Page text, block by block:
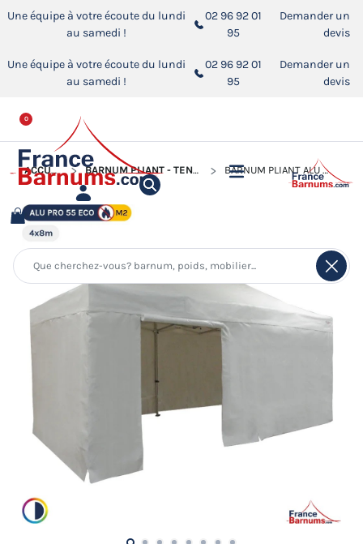
Une équipe à votre écoute du lundi
au samedi !
02 96 92 01
95
Demander un
devis
Une équipe à votre écoute du lundi
au samedi !
02 96 92 01
95
Demander un
devis
0
ACCUEIL BARNUM PLIANT - TENTE PLIANTE ALUMINIUM PRO 55 ECO 520 BARNUM PLIANT ALU PRO 55 ECO M2 4MX8M BLANC + TOIT 580GR/M² ET CÔTÉS 380GR/M²